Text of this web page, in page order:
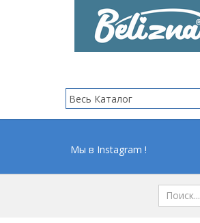
Мы в Instagram !